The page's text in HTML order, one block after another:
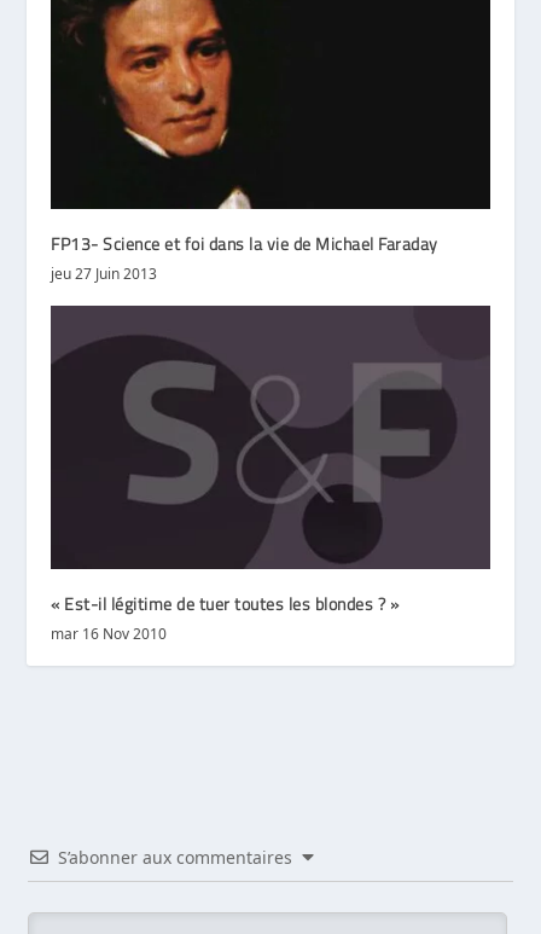
FP13- Science et foi dans la vie de Michael Faraday
jeu 27 Juin 2013
« Est-il légitime de tuer toutes les blondes ? »
mar 16 Nov 2010
S’abonner aux commentaires